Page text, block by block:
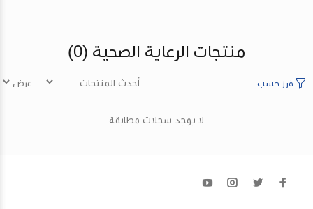
منتجات الرعاية الصحية (0)
فرز حسب
لا يوجد سجلات مطابقة